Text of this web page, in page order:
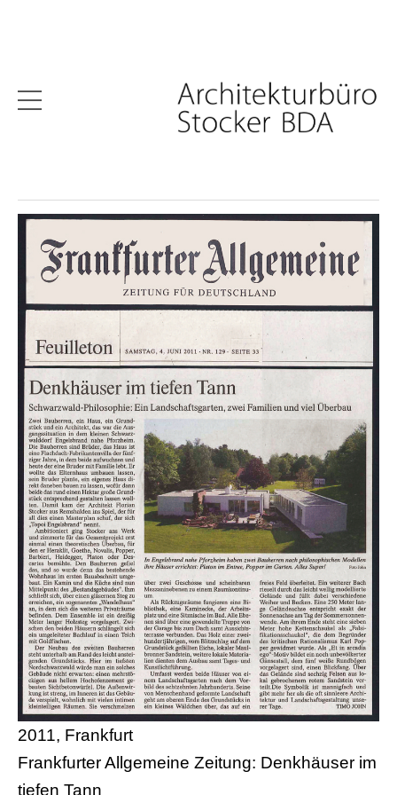
2011, Frankfurt
Frankfurter Allgemeine Zeitung: Denkhäuser im
tiefen Tann